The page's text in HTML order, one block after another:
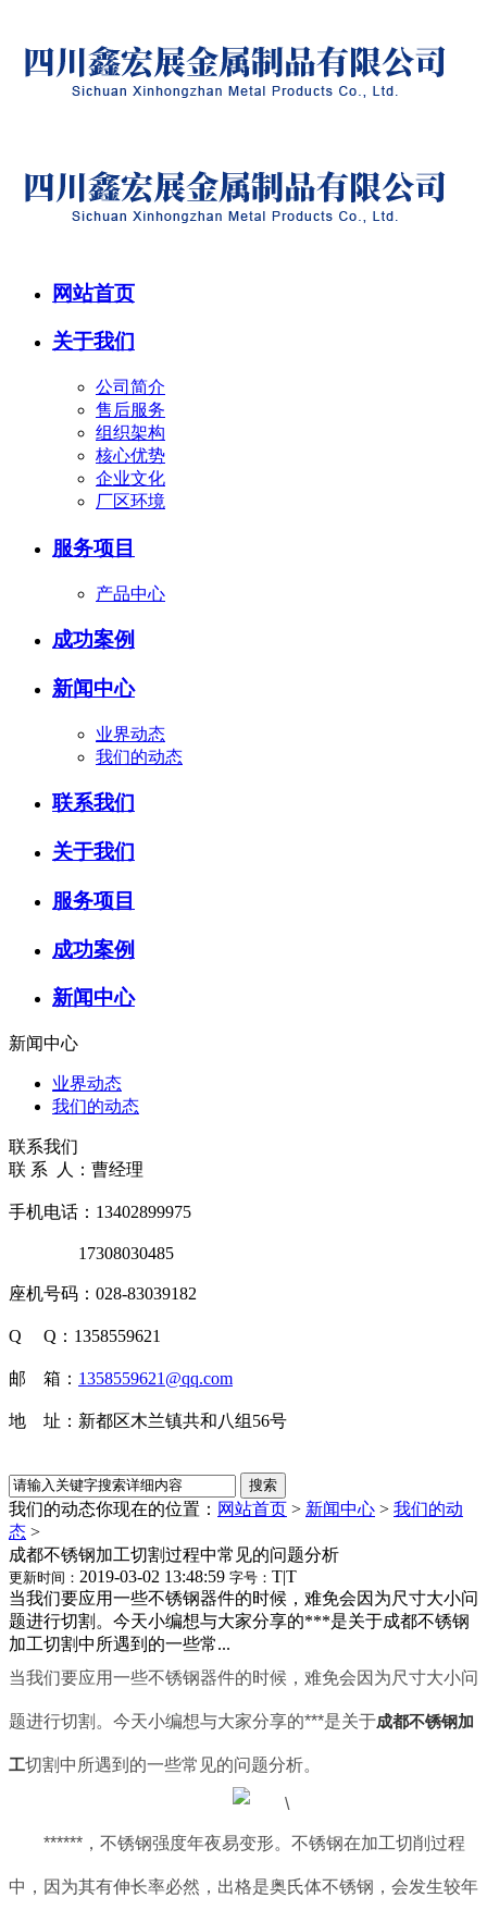
网站首页
关于我们
公司简介
售后服务
组织架构
核心优势
企业文化
厂区环境
服务项目
产品中心
成功案例
新闻中心
业界动态
我们的动态
联系我们
关于我们
服务项目
成功案例
新闻中心
新闻中心
业界动态
我们的动态
联系我们
联 系 人：曹经理
手机电话：13402899975
17308030485
座机号码：028-83039182
Q Q：1358559621
邮 箱： 1358559621@qq.com
地 址：新都区木兰镇共和八组56号
我们的动态你现在的位置： 网站首页 > 新闻中心 > 我们的动
态 >
成都不锈钢加工切割过程中常见的问题分析
更新时间： 2019-03-02 13:48:59 字号： T|T
当我们要应用一些不锈钢器件的时候，难免会因为尺寸大小问
题进行切割。今天小编想与大家分享的***是关于成都不锈钢
加工切割中所遇到的一些常...
当我们要应用一些不锈钢器件的时候，难免会因为尺寸大小问
题进行切割。今天小编想与大家分享的***是关于成都不锈钢加
工切割中所遇到的一些常见的问题分析。
******，不锈钢强度年夜易变形。不锈钢在加工切削过程
中，因为其有伸长率必然，出格是奥氏体不锈钢，会发生较年